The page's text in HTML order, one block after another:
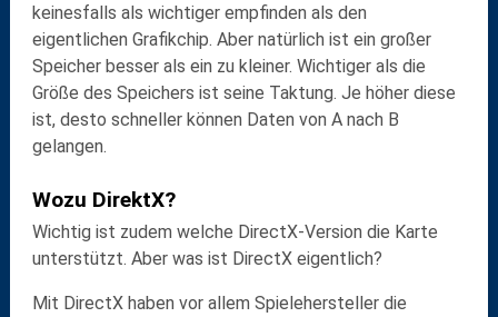
keinesfalls als wichtiger empfinden als den
eigentlichen Grafikchip. Aber natürlich ist ein großer
Speicher besser als ein zu kleiner. Wichtiger als die
Größe des Speichers ist seine Taktung. Je höher diese
ist, desto schneller können Daten von A nach B
gelangen.
Wozu DirektX?
Wichtig ist zudem welche DirectX-Version die Karte
unterstützt. Aber was ist DirectX eigentlich?
Mit DirectX haben vor allem Spielehersteller die